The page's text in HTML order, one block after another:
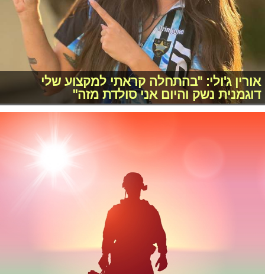
אורין ג'ולי: "בהתחלה קראתי למקצוע שלי
דוגמנית נשק והיום אני סולדת מזה"